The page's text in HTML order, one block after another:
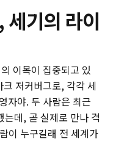
세기의 라이
이목이 집중되고 있
저커버그로, 각각 세
자야. 두 사람은 최근
데, 곧 실제로 만나 격
이 누구길래 전 세계가